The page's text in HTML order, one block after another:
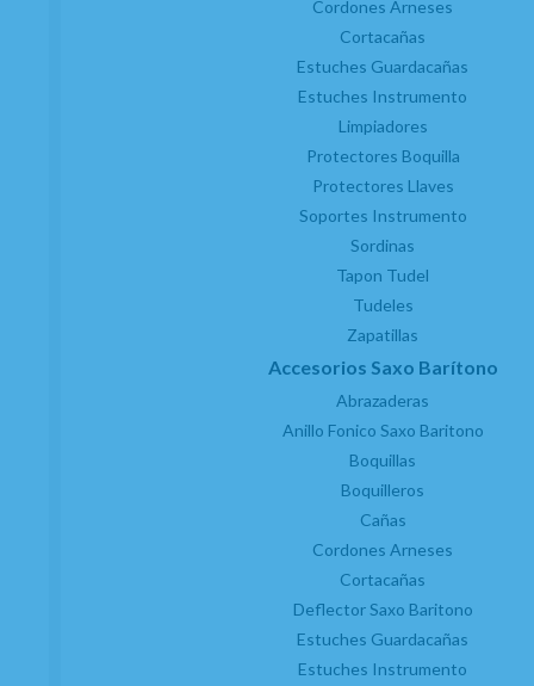
Cordones Arneses
Cortacañas
Estuches Guardacañas
Estuches Instrumento
Limpiadores
Protectores Boquilla
Protectores Llaves
Soportes Instrumento
Sordinas
Tapon Tudel
Tudeles
Zapatillas
Accesorios Saxo Barítono
Abrazaderas
Anillo Fonico Saxo Baritono
Boquillas
Boquilleros
Cañas
Cordones Arneses
Cortacañas
Deflector Saxo Baritono
Estuches Guardacañas
Estuches Instrumento